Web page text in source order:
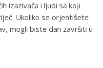
izazivača i ljudi sa koji
Ukoliko se orjentišete
mogli biste dan završiti u